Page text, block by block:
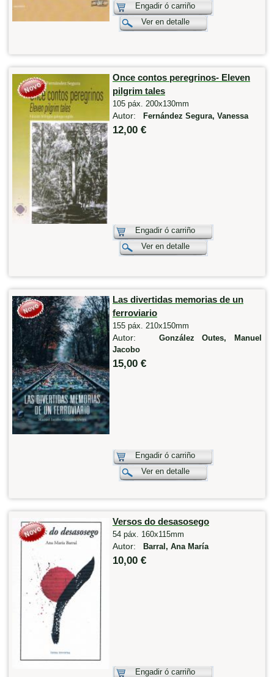
Engadir ó carriño
Ver en detalle
Once contos peregrinos- Eleven
pilgrim tales
105 páx. 200x130mm
Autor: Fernández Segura, Vanessa
12,00 €
Engadir ó carriño
Ver en detalle
Las divertidas memorias de un
ferroviario
155 páx. 210x150mm
Autor: González Outes, Manuel
Jacobo
15,00 €
Engadir ó carriño
Ver en detalle
Versos do desasosego
54 páx. 160x115mm
Autor: Barral, Ana María
10,00 €
Engadir ó carriño